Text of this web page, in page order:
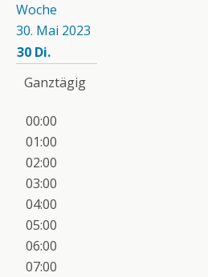
Woche
30. Mai 2023
30 Di.
Ganztägig
00:00
01:00
02:00
03:00
04:00
05:00
06:00
07:00